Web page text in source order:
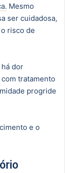
Mesmo
ser cuidadosa,
risco de
dor
tratamento
progride
e o